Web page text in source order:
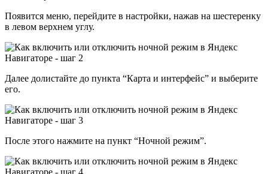
Появится меню, перейдите в настройки, нажав на шестеренку
в левом верхнем углу.
Далее долистайте до пункта “Карта и интерфейс” и выберите
его.
После этого нажмите на пункт “Ночной режим”.